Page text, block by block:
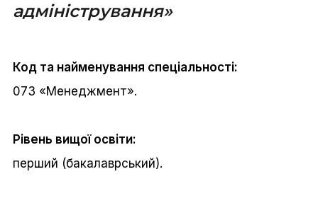
адміністрування»
Код та найменування спеціальності:
073 «Менеджмент».
Рівень вищої освіти:
перший (бакалаврський).